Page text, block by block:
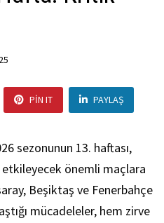
PIN IT PAYLAŞ
sezonunun 13. haftası,
önemli maçlara
Beşiktaş ve Fenerbahçe
mücadeleler, hem zirve